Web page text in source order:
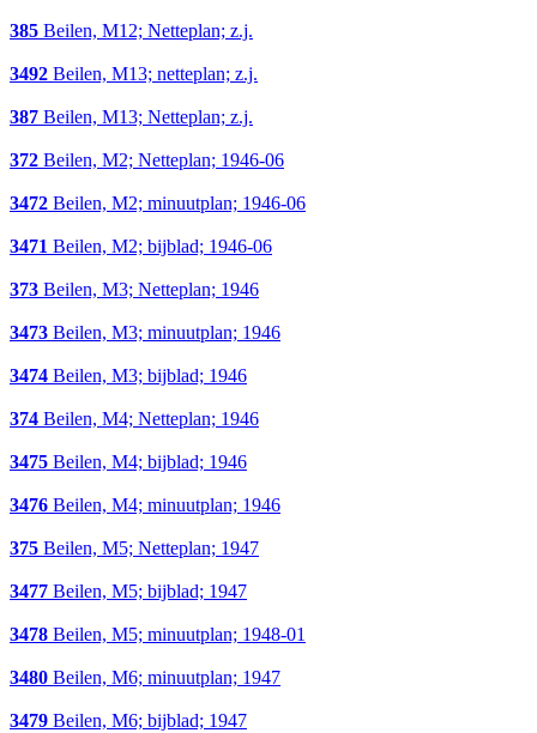
385 Beilen, M12; Netteplan; z.j.
3492 Beilen, M13; netteplan; z.j.
387 Beilen, M13; Netteplan; z.j.
372 Beilen, M2; Netteplan; 1946-06
3472 Beilen, M2; minuutplan; 1946-06
3471 Beilen, M2; bijblad; 1946-06
373 Beilen, M3; Netteplan; 1946
3473 Beilen, M3; minuutplan; 1946
3474 Beilen, M3; bijblad; 1946
374 Beilen, M4; Netteplan; 1946
3475 Beilen, M4; bijblad; 1946
3476 Beilen, M4; minuutplan; 1946
375 Beilen, M5; Netteplan; 1947
3477 Beilen, M5; bijblad; 1947
3478 Beilen, M5; minuutplan; 1948-01
3480 Beilen, M6; minuutplan; 1947
3479 Beilen, M6; bijblad; 1947